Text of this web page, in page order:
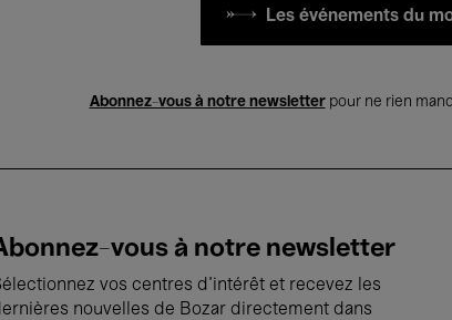
Les événements du
Abonnez-vous à notre newsletterpour ne rien
vous à notre newsletter
vos centres d'intérêt et recevez les
nouvelles de Bozar directement dans